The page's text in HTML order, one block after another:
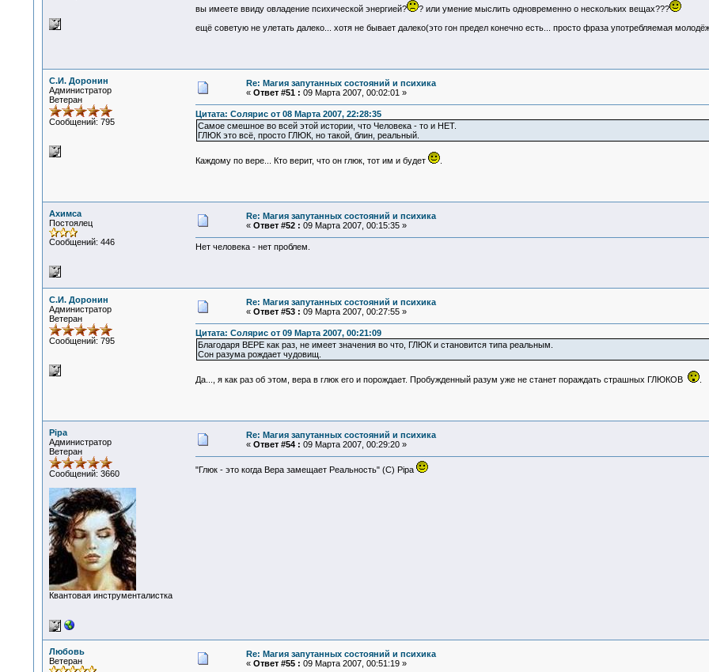
вы имеете ввиду овладение психической энергией?
? или умение мыслить одновременно о нескольких вещах???
ещё советую не улетать далеко... хотя не бывает далеко(это гон предел конечно есть... просто фраза употребляемая
С.И. Доронин
Администратор
Ветеран
Сообщений: 795
Re: Магия запутанных состояний и психика
« Ответ #51 : 09 Марта 2007, 00:02:01 »
Цитата: Солярис от 08 Марта 2007, 22:28:35
Самое смешное во всей этой истории, что Человека - то и НЕТ.
ГЛЮК это всё, просто ГЛЮК, но такой, блин, реальный.
Каждому по вере... Кто верит, что он глюк, тот им и будет .
Ахимса
Постоялец
Сообщений: 446
Re: Магия запутанных состояний и психика
« Ответ #52 : 09 Марта 2007, 00:15:35 »
Нет человека - нет проблем.
С.И. Доронин
Администратор
Ветеран
Сообщений: 795
Re: Магия запутанных состояний и психика
« Ответ #53 : 09 Марта 2007, 00:27:55 »
Цитата: Солярис от 09 Марта 2007, 00:21:09
Благодаря ВЕРЕ как раз, не имеет значения во что, ГЛЮК и становится типа реальным.
Сон разума рождает чудовищ.
Да..., я как раз об этом, вера в глюк его и порождает. Пробужденный разум уже не станет пораждать страшных ГЛЮКОВ .
Pipa
Администратор
Ветеран
Сообщений: 3660
Квантовая инструменталистка
Re: Магия запутанных состояний и психика
« Ответ #54 : 09 Марта 2007, 00:29:20 »
"Глюк - это когда Вера замещает Реальность" (С) Pipa
Любовь
Ветеран
Re: Магия запутанных состояний и психика
« Ответ #55 : 09 Марта 2007, 00:51:19 »